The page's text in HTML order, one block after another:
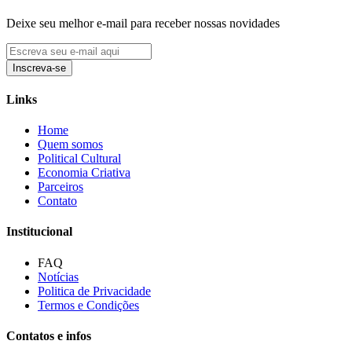
Deixe seu melhor e-mail para receber nossas novidades
Inscreva-se
Links
Home
Quem somos
Political Cultural
Economia Criativa
Parceiros
Contato
Institucional
FAQ
Notícias
Politica de Privacidade
Termos e Condições
Contatos e infos